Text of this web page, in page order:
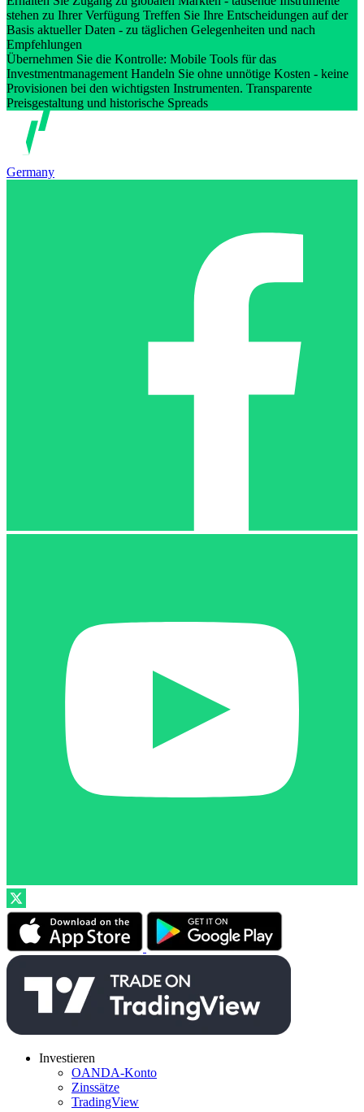
stehen zu Ihrer Verfügung Treffen Sie Ihre Entscheidungen auf der
Basis aktueller Daten - zu täglichen Gelegenheiten und nach
Empfehlungen
Übernehmen Sie die Kontrolle: Mobile Tools für das
Investmentmanagement Handeln Sie ohne unnötige Kosten - keine
Provisionen bei den wichtigsten Instrumenten. Transparente
Preisgestaltung und historische Spreads
Germany
Investieren
OANDA-Konto
Zinssätze
TradingView